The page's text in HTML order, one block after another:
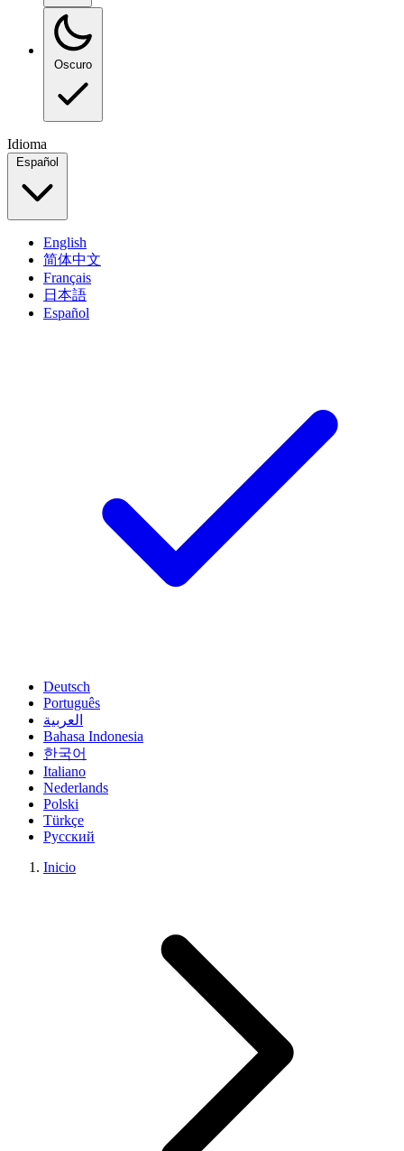
Oscuro
Idioma
Español
English
简体中文
Français
日本語
Español
Deutsch
Português
العربية
Bahasa Indonesia
한국어
Italiano
Nederlands
Polski
Türkçe
Русский
Inicio